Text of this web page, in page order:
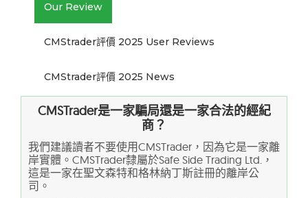
Our Review
CMStrader評價 2025 User Reviews
CMStrader評價 2025 News
CMSTrader是一家騙局還是一家合法的經紀
商？
我們建議讀者不要使用CMSTrader，因為它是一家離
岸實體。CMSTrader隸屬於Safe Side Trading Ltd.，
這是一家在聖文森特和格林納丁斯註冊的離岸公
司。